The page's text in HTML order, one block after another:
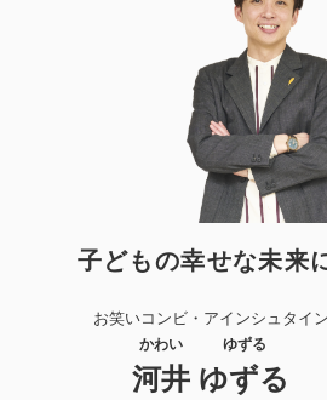
子どもの幸せな未来
お笑いコンビ・アインシュタイン
河井 ゆずる